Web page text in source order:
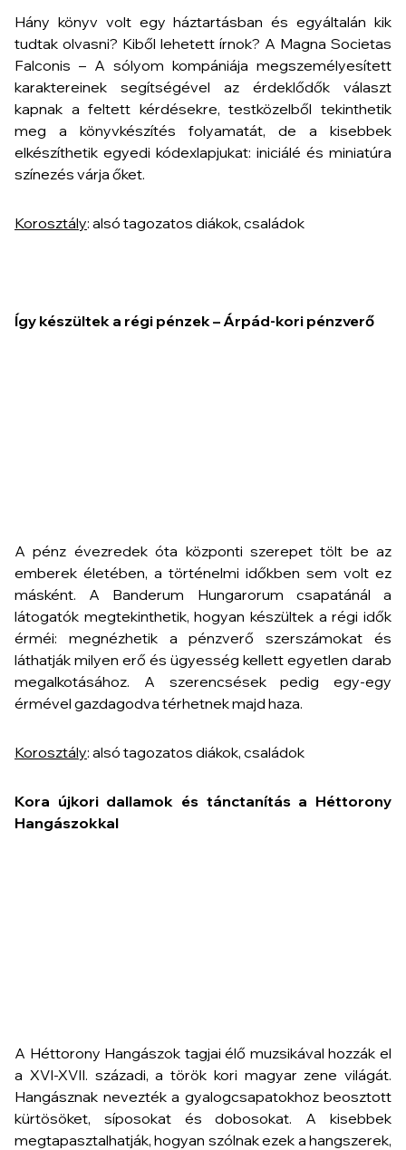
Hány könyv volt egy háztartásban és egyáltalán kik
tudtak olvasni? Kiből lehetett írnok? A Magna Societas
Falconis – A sólyom kompániája megszemélyesített
karaktereinek segítségével az érdeklődők választ
kapnak a feltett kérdésekre, testközelből tekinthetik
meg a könyvkészítés folyamatát, de a kisebbek
elkészíthetik egyedi kódexlapjukat: iniciálé és miniatúra
színezés várja őket.
Korosztály: alsó tagozatos diákok, családok
Így készültek a régi pénzek – Árpád-kori pénzverő
A pénz évezredek óta központi szerepet tölt be az
emberek életében, a történelmi időkben sem volt ez
másként. A Banderum Hungarorum csapatánál a
látogatók megtekinthetik, hogyan készültek a régi idők
érméi: megnézhetik a pénzverő szerszámokat és
láthatják milyen erő és ügyesség kellett egyetlen darab
megalkotásához. A szerencsések pedig egy-egy
érmével gazdagodva térhetnek majd haza.
Korosztály: alsó tagozatos diákok, családok
Kora újkori dallamok és tánctanítás a Héttorony
Hangászokkal
A Héttorony Hangászok tagjai élő muzsikával hozzák el
a XVI-XVII. századi, a török kori magyar zene világát.
Hangásznak nevezték a gyalogcsapatokhoz beosztott
kürtösöket, síposokat és dobosokat. A kisebbek
megtapasztalhatják, hogyan szólnak ezek a hangszerek,